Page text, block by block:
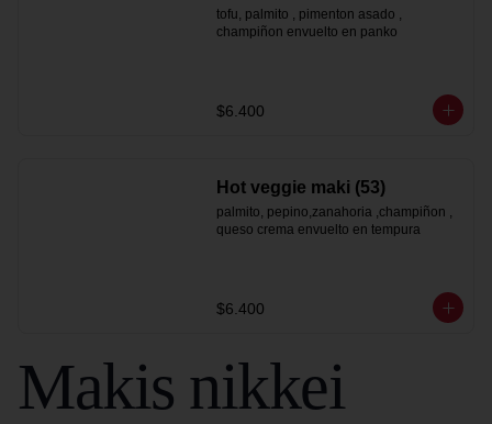
tofu, palmito , pimenton asado ,
champiñon envuelto en panko
$6.400
Hot veggie maki (53)
palmito, pepino,zanahoria ,champiñon ,
queso crema envuelto en tempura
$6.400
Makis nikkei